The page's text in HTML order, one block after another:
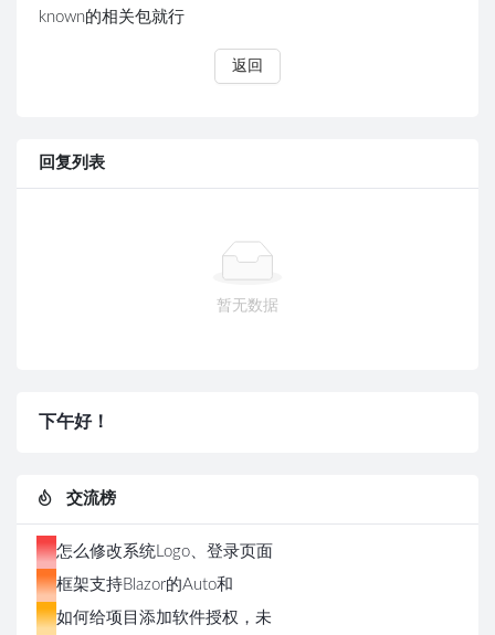
known的相关包就行
返回
回复列表
暂无数据
下午好！
交流榜
1
怎么修改系统Logo、登录页面
图片和版权信息
2
框架支持Blazor的Auto和
Server两种模式，切换极其方
3
如何给项目添加软件授权，未